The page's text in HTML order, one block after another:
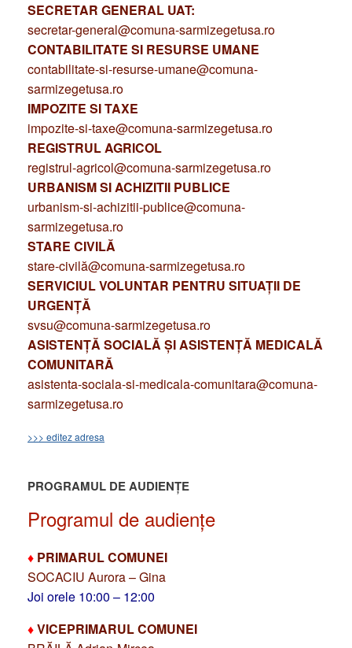
SECRETAR GENERAL UAT:
secretar-general@comuna-sarmizegetusa.ro
CONTABILITATE SI RESURSE UMANE
contabilitate-si-resurse-umane@comuna-
sarmizegetusa.ro
IMPOZITE SI TAXE
impozite-si-taxe@comuna-sarmizegetusa.ro
REGISTRUL AGRICOL
registrul-agricol@comuna-sarmizegetusa.ro
URBANISM SI ACHIZITII PUBLICE
urbanism-si-achizitii-publice@comuna-
sarmizegetusa.ro
STARE CIVILĂ
stare-civilă@comuna-sarmizegetusa.ro
SERVICIUL VOLUNTAR PENTRU SITUAȚII DE
URGENȚĂ
svsu@comuna-sarmizegetusa.ro
ASISTENȚĂ SOCIALĂ ȘI ASISTENȚĂ MEDICALĂ
COMUNITARĂ
asistenta-sociala-si-medicala-comunitara@comuna-
sarmizegetusa.ro
>>> editez adresa
PROGRAMUL DE AUDIENȚE
Programul de audiențe
♦ PRIMARUL COMUNEI
SOCACIU Aurora – Gina
Joi orele 10:00 – 12:00
♦VICEPRIMARUL COMUNEI